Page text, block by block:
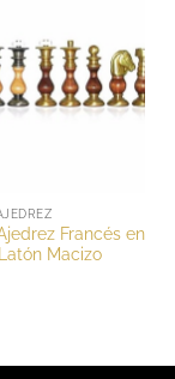
Francés en
Macizo